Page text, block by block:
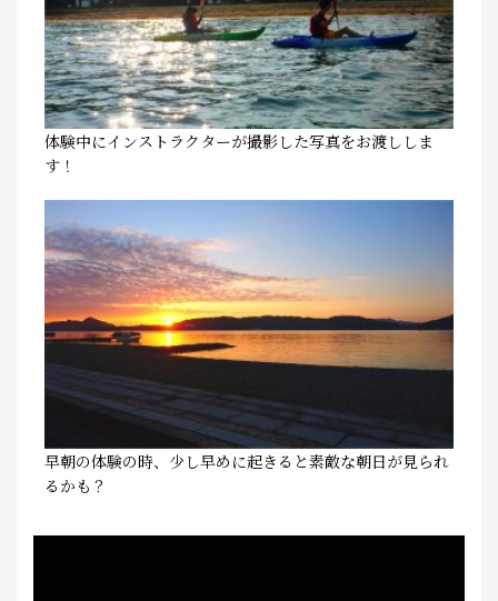
体験中にインストラクターが撮影した写真をお渡ししま
す！
早朝の体験の時、少し早めに起きると素敵な朝日が見られ
るかも？